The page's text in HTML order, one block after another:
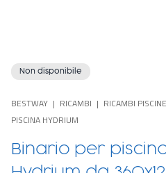
Non disponibile
BESTWAY RICAMBI RICAMBI
PISCINA HYDRIUM
Binario per